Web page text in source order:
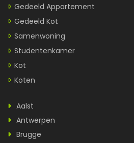
Gedeeld Appartement
Gedeeld Kot
Samenwoning
Studentenkamer
Kot
Koten
Aalst
Antwerpen
Brugge